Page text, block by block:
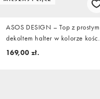
ASOS DESIGN – Top z prostym
dekoltem halter w kolorze kości
słoniowej, część zestawu
169,00 zł.